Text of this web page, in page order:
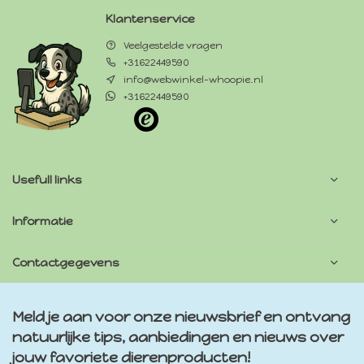
Klantenservice
Veelgestelde vragen
+31622449590
info@webwinkel-whoopie.nl
+31622449590
Usefull links
Informatie
Contactgegevens
Meld je aan voor onze nieuwsbrief en ontvang
natuurlijke tips, aanbiedingen en nieuws over
jouw favoriete dierenproducten!